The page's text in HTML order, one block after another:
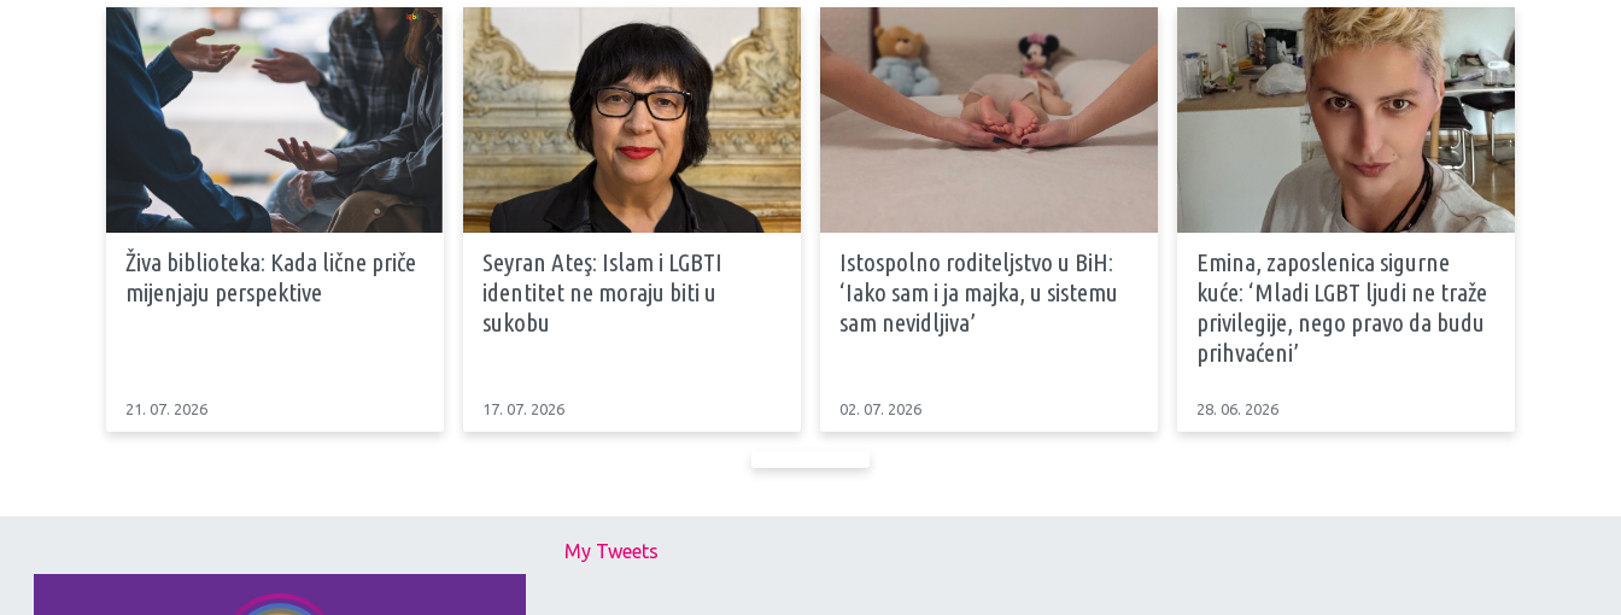
Živa biblioteka: Kada lične priče
mijenjaju perspektive
21. 07. 2026
Seyran Ateş: Islam i LGBTI
identitet ne moraju biti u
sukobu
17. 07. 2026
Istospolno roditeljstvo u BiH:
‘Iako sam i ja majka, u sistemu
sam nevidljiva’
02. 07. 2026
Emina, zaposlenica sigurne
kuće: ‘Mladi LGBT ljudi ne traže
privilegije, nego pravo da budu
prihvaćeni’
28. 06. 2026
My Tweets